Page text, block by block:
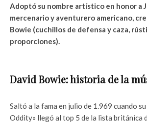
Adoptó su nombre artístico en honor a
mercenario y aventurero americano,
Bowie (cuchillos de defensa y caza,
proporciones).
David Bowie: historia de la
Saltó a la fama en julio de 1.969 cuando
Oddity» llegó al top 5 de la lista británica